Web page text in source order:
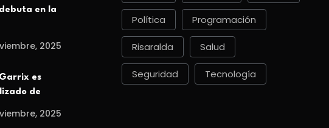
en la
2025
es
de
2025
Política Programación
Risaralda Salud
Seguridad Tecnología